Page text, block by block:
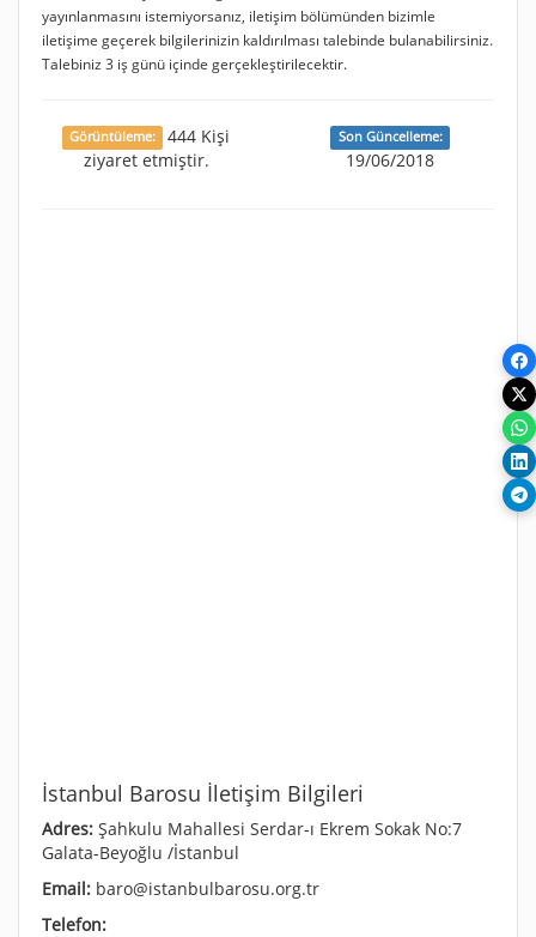
yayınlanmasını istemiyorsanız, iletişim bölümünden bizimle
iletişime geçerek bilgilerinizin kaldırılması talebinde bulanabilirsiniz.
Talebiniz 3 iş günü içinde gerçekleştirilecektir.
Görüntüleme:
444 Kişi
ziyaret etmiştir.
Son Güncelleme:
19/06/2018
İstanbul Barosu İletişim Bilgileri
Adres: Şahkulu Mahallesi Serdar-ı Ekrem Sokak No:7
Galata-Beyoğlu /İstanbul
Email: baro@istanbulbarosu.org.tr
Telefon: